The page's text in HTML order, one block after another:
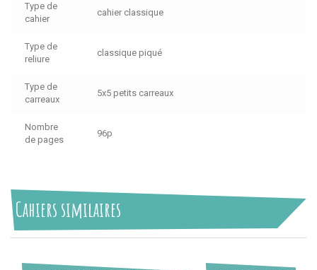
Type de
cahier
cahier classique
Type de
reliure
classique piqué
Type de
carreaux
5x5 petits carreaux
Nombre
de pages
96p
Cahiers similaires